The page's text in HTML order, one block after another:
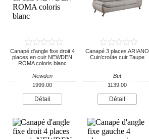
Canapé d'angle fixe droit 4
places en cuir NEWDEN
ROMA coloris blanc
Newden
1999.00
Détail
Canapé 3 places ARIANO
Cuir/croûte cuir Taupe
But
1139.00
Détail